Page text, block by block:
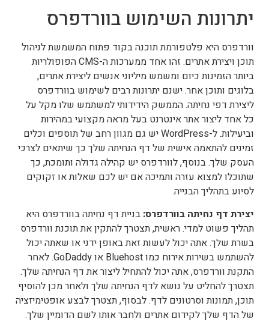
יתרונות השימוש בוורדפרס
וורדפרס היא פלטפורמת תוכנה בקוד פתוח המשמשת לניהול
תוכן ויצירת אתרים. זהו אחד ממערכות ה-CMS הפופולריות
ביותר הזמינות כיום ומשמש מיליוני אנשים ליצירת אתרים,
בלוגים ותוכן אחר. ישנם יתרונות רבים לשימוש בוורדפרס
ליצירת דפי נחיתה. הממשק הידידותי למשתמש שלו מקל על
כל אחד ליצור אתר אינטרנט בעל מראה מקצועי במהירות
וביעילות. ל-WordPress יש גם מגוון רחב של תוספים וכלים
זמינים להתאמה אישית של דף הנחיתה שלך כך שיתאים לצרכי
העסק שלך. בנוסף, לוורדפרס יש קהילה גדולה ותומכת, כך
שתוכלו למצוא עזרה ותמיכה אם יש לכם שאלות או זקוקים
לסיוע בתהליך הבנייה.
יצירת דף נחיתה בוורדפרס: בניית דף נחיתה בוורדפרס היא
תהליך פשוט למדי. ראשית, תצטרך להתקין את תוכנת וורדפרס
בשרת שלך. אתה יכול לעשות זאת באופן ידני או שאתה יכול
להשתמש בשירות אירוח כמו Bluehost או GoDaddy. לאחר
התקנת וורדפרס, אתה יכול להתחיל ליצור את דף הנחיתה שלך.
תצטרך להחליט על נושא לדף הנחיתה שלך ולאחר מכן להוסיף
תוכן, תמונות וסרטונים לדף. לבסוף, תצטרך לבצע אופטימיזציה
של הדף שלך לקידום אתרים ולחבר אותו לשם הדומיין שלך.